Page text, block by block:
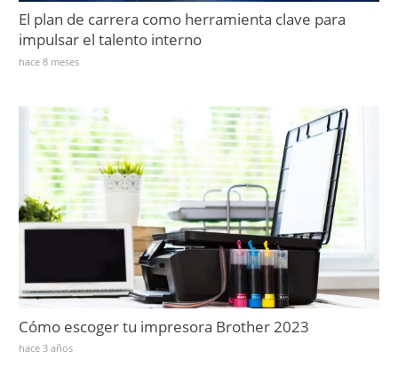
El plan de carrera como herramienta clave para
impulsar el talento interno
hace 8 meses
Cómo escoger tu impresora Brother 2023
hace 3 años